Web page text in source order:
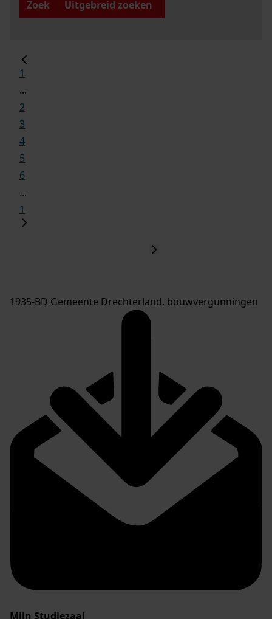
Zoek
Uitgebreid zoeken
1
...
2
3
4
5
6
...
1
1935-BD Gemeente Drechterland, bouwvergunningen
Mijn Studiezaal